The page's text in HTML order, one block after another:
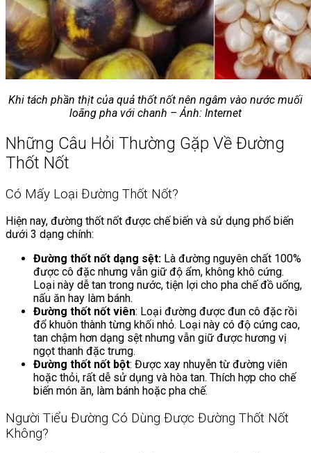
Khi tách phần thịt của quả thốt nốt nên ngâm vào nước muối
loãng pha với chanh – Ảnh: Internet
Những Câu Hỏi Thường Gặp Về Đường
Thốt Nốt
Có Mấy Loại Đường Thốt Nốt?
Hiện nay, đường thốt nốt được chế biến và sử dụng phổ biến
dưới 3 dạng chính:
Đường thốt nốt dạng sệt: Là đường nguyên chất 100%
được cô đặc nhưng vẫn giữ độ ẩm, không khô cứng.
Loại này dễ tan trong nước, tiện lợi cho pha chế đồ uống,
nấu ăn hay làm bánh.
Đường thốt nốt viên: Loại đường được đun cô đặc rồi
đổ khuôn thành từng khối nhỏ. Loại này có độ cứng cao,
tan chậm hơn dạng sệt nhưng vẫn giữ được hương vị
ngọt thanh đặc trưng.
Đường thốt nốt bột: Được xay nhuyễn từ đường viên
hoặc thỏi, rất dễ sử dụng và hòa tan. Thích hợp cho chế
biến món ăn, làm bánh hoặc pha chế.
Người Tiểu Đường Có Dùng Được Đường Thốt Nốt
Không?